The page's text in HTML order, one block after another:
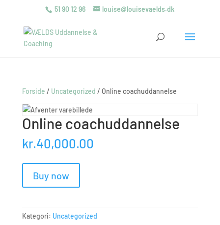
51 90 12 96 louise@louisevaelds.dk
Forside / Uncategorized / Online coachuddannelse
Online coachuddannelse
kr.40,000.00
coachuddannelse
Buy now
Kategori: Uncategorized